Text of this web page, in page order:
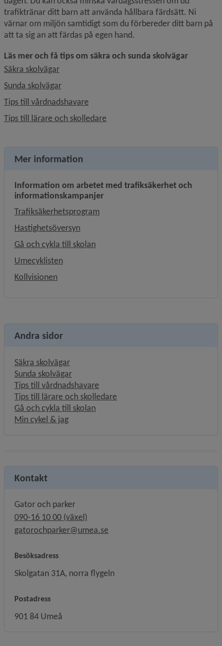
trafiktränar ditt barn att använda hållbara färdsätt. Ni
värnar om miljön samtidigt som du förbereder ditt barn på
att ta sig an att färdas på egen hand.
Läs mer och få tips om säkra och sunda skolvägar
Säkra skolvägar
Sunda skolvägar
Tips till vårdnadshavare
Tips till lärare och skolledare
Mer information
Information om arbetet med trafiksäkerhet och
informationskampanjer
Trafiksäkerhetsprogram
Hastighetsöversyn
Gå och cykla till skolan
Umecyklisten
Kollvisionen
Andra sidor
Säkra skolvägar
Sunda skolvägar
Tips till vårdnadshavare
Tips till lärare och skolledare
Gå och cykla till skolan
Min cykel & jag
Kontakt
Gator och parker
090-16 10 00 (växel)
gatorochparker@umea.se
Besöksadress
Skolgatan 31A, norra flygeln
Postadress
901 84 Umeå